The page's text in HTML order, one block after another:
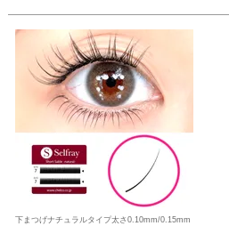
下まつげナチュラルタイプ太さ0.10mm/0.15mm